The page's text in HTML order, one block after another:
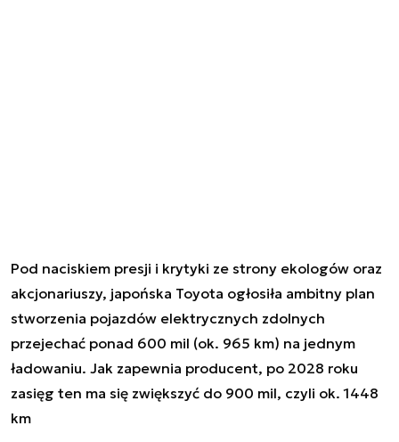
Pod naciskiem presji i krytyki ze strony ekologów oraz
akcjonariuszy, japońska Toyota ogłosiła ambitny plan
stworzenia pojazdów elektrycznych zdolnych
przejechać ponad 600 mil (ok. 965 km) na jednym
ładowaniu. Jak zapewnia producent, po 2028 roku
zasięg ten ma się zwiększyć do 900 mil, czyli ok. 1448
km